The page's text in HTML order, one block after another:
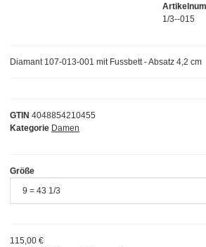
1/3--015
GTIN 4048854210455
Kategorie Damen
Diamant 107-013-001 mit Fussbett - Absatz 4,2 cm
Größe
115,00 €